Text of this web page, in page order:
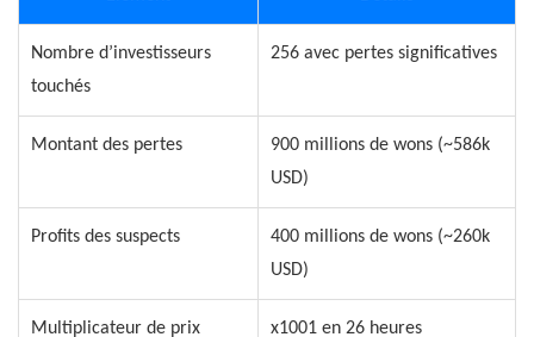
Nombre d’investisseurs
touchés
256 avec pertes significatives
Montant des pertes
900 millions de wons (~586k
USD)
Profits des suspects
400 millions de wons (~260k
USD)
Multiplicateur de prix x1001 en 26 heures